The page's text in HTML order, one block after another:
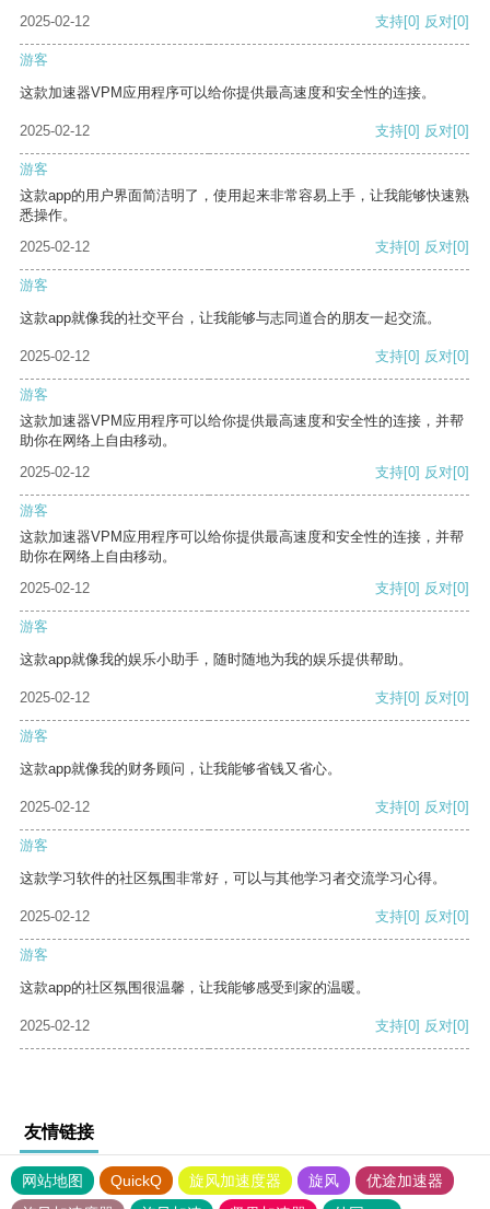
2025-02-12 支持[0] 反对[0]
游客
这款加速器VPM应用程序可以给你提供最高速度和安全性的连接。
2025-02-12 支持[0] 反对[0]
游客
这款app的用户界面简洁明了，使用起来非常容易上手，让我能够快速熟
悉操作。
2025-02-12
支持[0] 反对[0]
游客
这款app就像我的社交平台，让我能够与志同道合的朋友一起交流。
2025-02-12 支持[0] 反对[0]
游客
这款加速器VPM应用程序可以给你提供最高速度和安全性的连接，并帮
助你在网络上自由移动。
2025-02-12
支持[0] 反对[0]
游客
这款加速器VPM应用程序可以给你提供最高速度和安全性的连接，并帮
助你在网络上自由移动。
2025-02-12
支持[0] 反对[0]
游客
这款app就像我的娱乐小助手，随时随地为我的娱乐提供帮助。
2025-02-12 支持[0] 反对[0]
游客
这款app就像我的财务顾问，让我能够省钱又省心。
2025-02-12 支持[0] 反对[0]
游客
这款学习软件的社区氛围非常好，可以与其他学习者交流学习心得。
2025-02-12 支持[0] 反对[0]
游客
这款app的社区氛围很温馨，让我能够感受到家的温暖。
2025-02-12 支持[0] 反对[0]
友情链接
网站地图 QuickQ 旋风加速度器 旋风
优途加速器